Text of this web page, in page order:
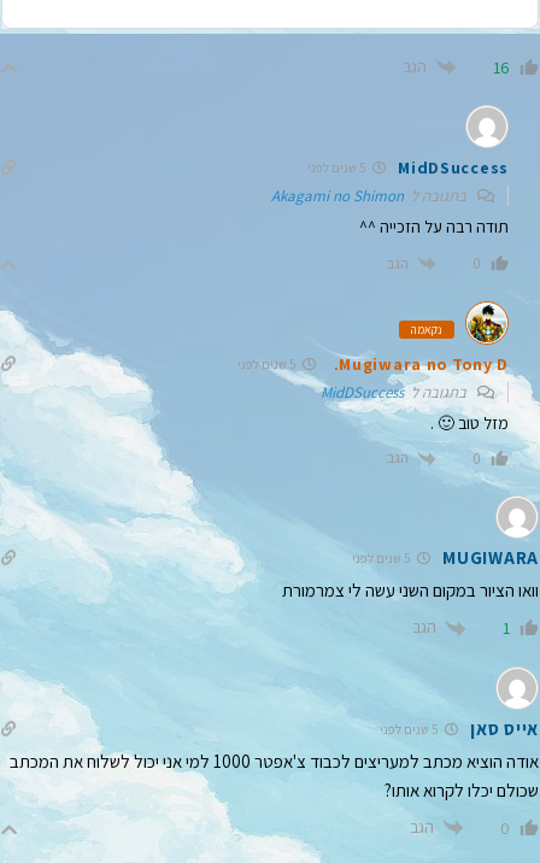
16 הגב
MidDSuccess
בתגובה ל Akagami no Shimon
תודה רבה על הזכייה ^^
0 הגב
נקאמה
Mugiwara no Tony D. 5 שנים לפני
בתגובה לMidDSuccess
מזל טוב 🙂 .
0 הגב
MUGIWARA
וואו הציור במקום השני עשה לי צמרמורת
1 הגב
אייס סאן
אודה הוציא מכתב למעריצים לכבוד צ'אפטר 1000 למי אני יכול לשלוח את המכתב
שכולם יכלו לקרוא אותו?
0 הגב